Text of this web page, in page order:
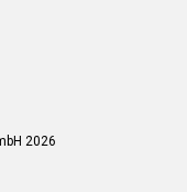
2026